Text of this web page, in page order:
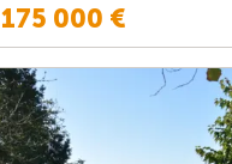
175 000 €